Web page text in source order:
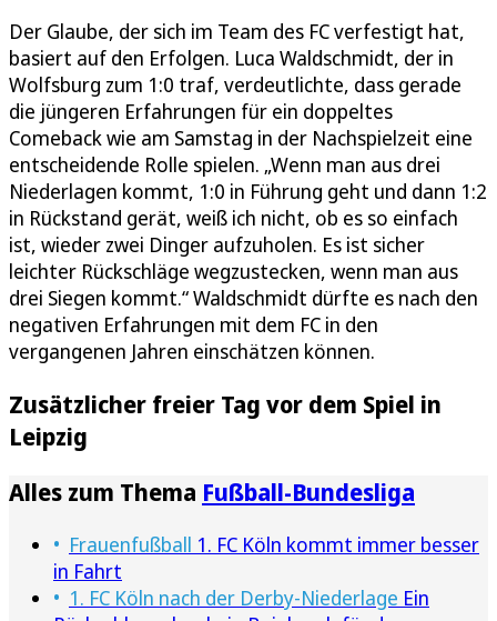
Der Glaube, der sich im Team des FC verfestigt hat,
basiert auf den Erfolgen. Luca Waldschmidt, der in
Wolfsburg zum 1:0 traf, verdeutlichte, dass gerade
die jüngeren Erfahrungen für ein doppeltes
Comeback wie am Samstag in der Nachspielzeit eine
entscheidende Rolle spielen. „Wenn man aus drei
Niederlagen kommt, 1:0 in Führung geht und dann 1:2
in Rückstand gerät, weiß ich nicht, ob es so einfach
ist, wieder zwei Dinger aufzuholen. Es ist sicher
leichter Rückschläge wegzustecken, wenn man aus
drei Siegen kommt.“ Waldschmidt dürfte es nach den
negativen Erfahrungen mit dem FC in den
vergangenen Jahren einschätzen können.
Zusätzlicher freier Tag vor dem Spiel in
Leipzig
Alles zum Thema Fußball-Bundesliga
Frauenfußball 1. FC Köln kommt immer besser
in Fahrt
1. FC Köln nach der Derby-Niederlage Ein